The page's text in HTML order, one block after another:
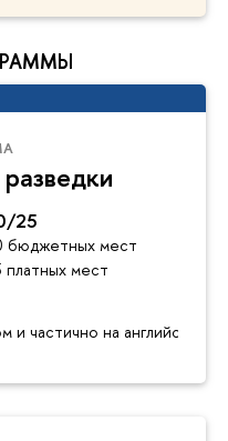
25
бюджетных мест
платных мест
и частично на английском